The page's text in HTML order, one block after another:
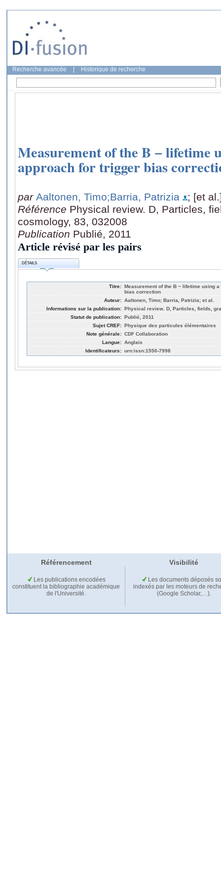
Recherche avancée Historique de recherche
Measurement of the B − lifetime
approach for trigger bias
par Aaltonen, Timo;Barria, Patrizia
; [et
Référence Physical review. D, Particles,
cosmology, 83, 032008
Publication Publié, 2011
Article révisé par les pairs
DÉTAILS
Titre: Measurement of the B − lifetime using
bias correction
Auteur: Aaltonen, Timo; Barria, Patrizia; et al.
Informations sur la publication: Physical review. D, Particles, fields,
Statut de publication: Publié, 2011
Sujet CREF: Physique des particules élémentaires
Note générale: CDF Collaboration
Langue: Anglais
Identificateurs: urn:issn:1550-7998
Référencement Visibilité
Les publications encodées
constituent la bibliographie académique
de l'Université.
Les documents déposés
indexés par les moteurs de
(Google Scholar,…).